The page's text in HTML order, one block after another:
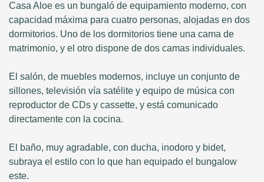
Casa Aloe es un bungaló de equipamiento moderno, con
capacidad máxima para cuatro personas, alojadas en dos
dormitorios. Uno de los dormitorios tiene una cama de
matrimonio, y el otro dispone de dos camas individuales.
El salón, de muebles modernos, incluye un conjunto de
sillones, televisión vía satélite y equipo de música con
reproductor de CDs y cassette, y está comunicado
directamente con la cocina.
El baño, muy agradable, con ducha, inodoro y bidet,
subraya el estilo con lo que han equipado el bungalow
este.